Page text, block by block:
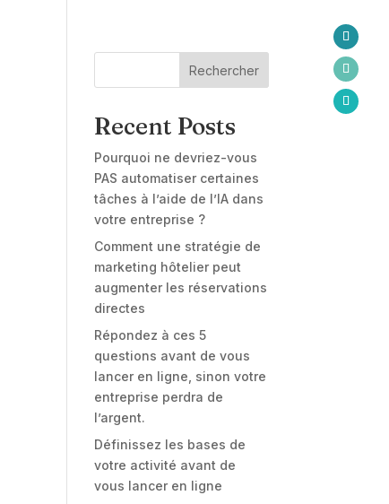
Rechercher
Recent Posts
Pourquoi ne devriez-vous
PAS automatiser certaines
tâches à l’aide de l’IA dans
votre entreprise ?
Comment une stratégie de
marketing hôtelier peut
augmenter les réservations
directes
Répondez à ces 5
questions avant de vous
lancer en ligne, sinon votre
entreprise perdra de
l’argent.
Définissez les bases de
votre activité avant de
vous lancer en ligne